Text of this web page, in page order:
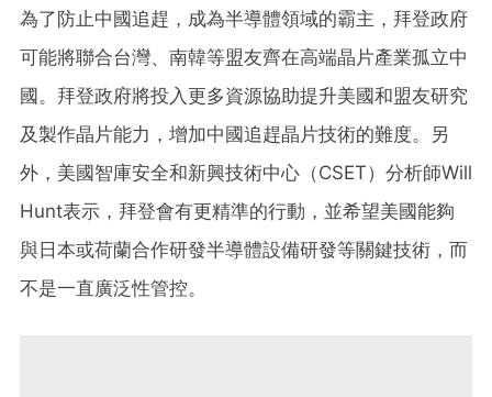
為了防止中國追趕，成為半導體領域的霸主，拜登政府
可能將聯合台灣、南韓等盟友齊在高端晶片產業孤立中
國。拜登政府將投入更多資源協助提升美國和盟友研究
及製作晶片能力，增加中國追趕晶片技術的難度。另
外，美國智庫安全和新興技術中心（CSET）分析師Will
Hunt表示，拜登會有更精準的行動，並希望美國能夠
與日本或荷蘭合作研發半導體設備研發等關鍵技術，而
不是一直廣泛性管控。